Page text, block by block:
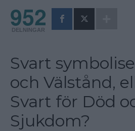
952
DELNINGAR
Svart
och Välstånd,
Svart för Död
Sjukdom?